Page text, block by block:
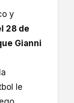
y
28 de
Gianni
le